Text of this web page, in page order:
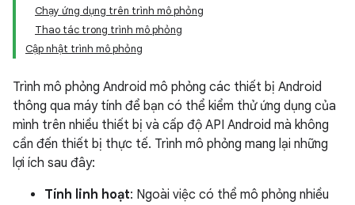
Chạy ứng dụng trên trình mô phỏng
Thao tác trong trình mô phỏng
Cập nhật trình mô phỏng
Trình mô phỏng Android mô phỏng các thiết bị Android
thông qua máy tính để bạn có thể kiểm thử ứng dụng của
mình trên nhiều thiết bị và cấp độ API Android mà không
cần đến thiết bị thực tế. Trình mô phỏng mang lại những
lợi ích sau đây:
Tính linh hoạt: Ngoài việc có thể mô phỏng nhiều